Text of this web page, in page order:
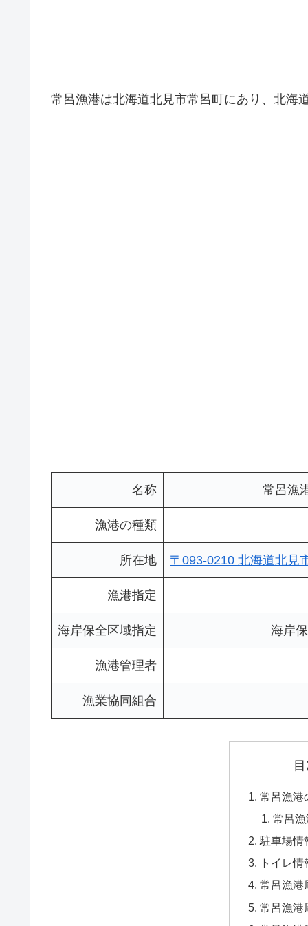
常呂漁港は北海道北見市常呂町にあり、北海
名称 常呂漁
漁港の種類
所在地 〒093-0210 北海道北見
漁港指定
海岸保全区域指定 海岸
漁港管理者
漁業協同組合
常呂漁港
常呂
駐車場情
トイレ情
常呂漁港
常呂漁港